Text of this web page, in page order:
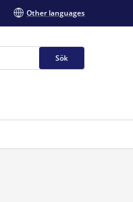
Other languages
Sök